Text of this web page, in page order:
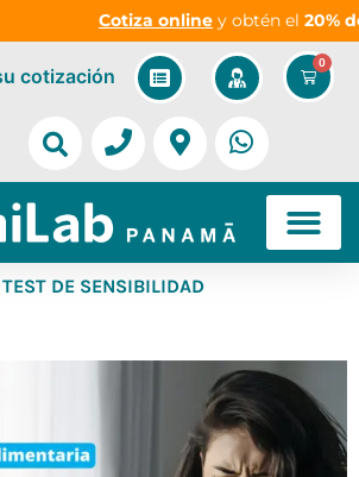
Cotiza onliney obtén el20% de
0
cotización
DE SENSIBILIDAD